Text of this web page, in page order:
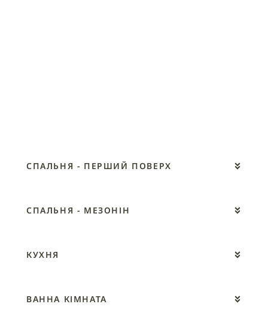
СПАЛЬНЯ - ПЕРШИЙ ПОВЕРХ
СПАЛЬНЯ - МЕЗОНІН
КУХНЯ
ВАННА КІМНАТА